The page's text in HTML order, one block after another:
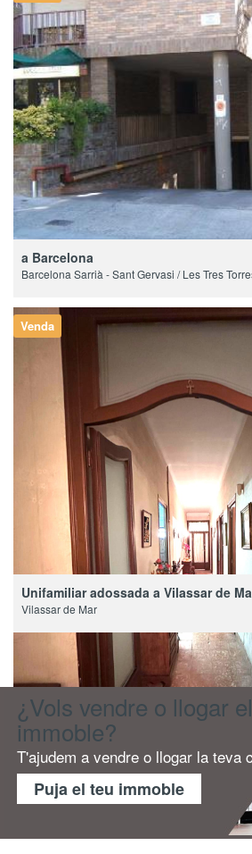
a Barcelona
Barcelona Sarrià - Sant Gervasi / Les Tres
Unifamiliar adossada a Vilassar de
Vilassar de Mar
Venda
¿Vols vendre o llogar
immoble?
T'ajudem a vendre o llogar la teva
Puja el teu immoble